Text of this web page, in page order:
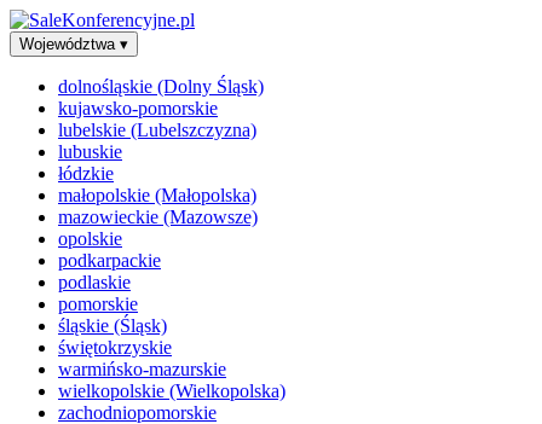
Województwa ▾
dolnośląskie (Dolny Śląsk)
kujawsko-pomorskie
lubelskie (Lubelszczyzna)
lubuskie
łódzkie
małopolskie (Małopolska)
mazowieckie (Mazowsze)
opolskie
podkarpackie
podlaskie
pomorskie
śląskie (Śląsk)
świętokrzyskie
warmińsko-mazurskie
wielkopolskie (Wielkopolska)
zachodniopomorskie